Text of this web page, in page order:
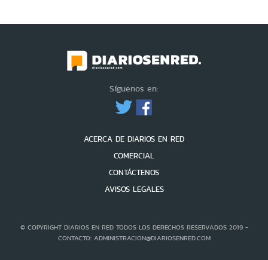
Síguenos en:
ACERCA DE DIARIOS EN RED
COMERCIAL
CONTÁCTENOS
AVISOS LEGALES
© COPYRIGHT DIARIOS EN RED TODOS LOS DERECHOS RESERVADOS 2019 -
CONTACTO: ADMINISTRACION@DIARIOSENRED.COM